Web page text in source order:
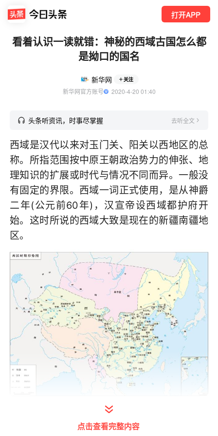
打开APP
看着认识一读就错：神秘的西域古国怎么都
是拗口的国名
新华网 关注
新华网官方账号
  2020-4-20 01:40
头条听资讯，时事尽掌握 去听全文
西域是汉代以来对玉门关、阳关以西地区的总
称。所指范围按中原王朝政治势力的伸张、地
理知识的扩展或时代与情况不同而异。一般没
有固定的界限。西域一词正式使用，是从神爵
二年(公元前60年)，汉宣帝设西域都护府开
始。这时所说的西域大致是现在的新疆南疆地
区。
西汉时期西域都护府及西域诸国分布
点击查看完整内容